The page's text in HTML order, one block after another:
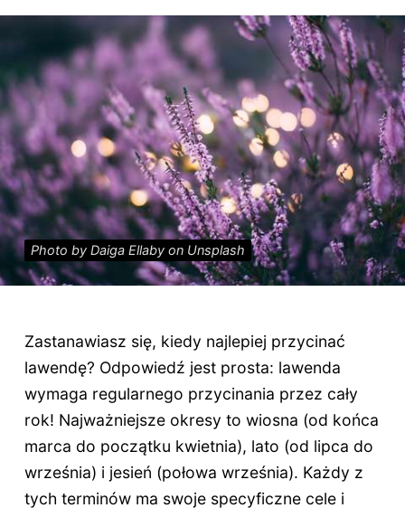
Photo by Daiga Ellaby on Unsplash
Zastanawiasz się, kiedy najlepiej przycinać
lawendę? Odpowiedź jest prosta: lawenda
wymaga regularnego przycinania przez cały
rok! Najważniejsze okresy to wiosna (od końca
marca do początku kwietnia), lato (od lipca do
września) i jesień (połowa września). Każdy z
tych terminów ma swoje specyficzne cele i